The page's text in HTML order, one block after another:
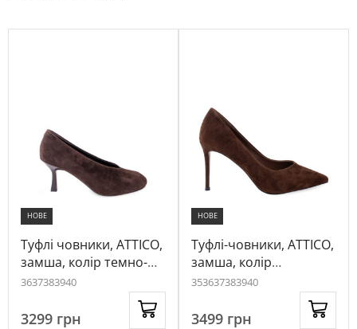
НОВЕ
Туфлі човники, ATTICO,
замша, колір темно-
коричневий, 1010349
3637383940
3299 грн
НОВЕ
Туфлі-човники, ATTICO,
замша, колір
коричневий, 1012162
353637383940
3499 грн